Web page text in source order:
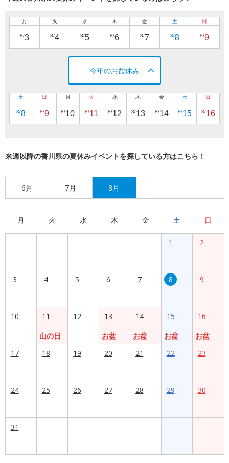
月
8/3
火
8/4
水
8/5
木
8/6
金
8/7
土
8/8
日
8/9
今年のお盆休み
土
8/8
日
8/9
月
8/10
火
8/11
水
8/12
木
8/13
金
8/14
土
8/15
日
8/16
来週以降の香川県の夏休みイベントを探している方はこちら！
6月 7月 8月
月 火 水 木 金 土 日
1 2
3 4 5 6 7 8 9
10
11
山の日
12
13
お盆
14
お盆
15
お盆
16
お盆
17
18 19 20 21 22 23
24 25 26 27 28 29 30
31